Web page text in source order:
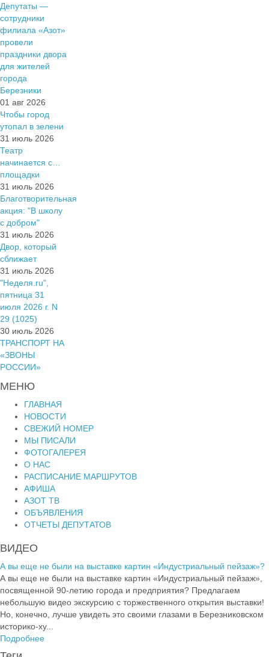
Депутаты —
сотрудники
филиала «Азот»
провели
праздники двора
для жителей
города
Березники
01 авг 2026
Чтобы город
утопал в зелени
31 июль 2026
Театр
начинается с…
площадки
31 июль 2026
Благотворительная
акция: "В школу
с добром"
31 июль 2026
Двор, который
сближает
31 июль 2026
"Неделя.ru",
пятница 31
июля 2026 г. N
29 (1025)
30 июль 2026
ТРАНСПОРТ НА
«ЗВОНЫ
РОССИИ»
МЕНЮ
ГЛАВНАЯ
НОВОСТИ
СВЕЖИЙ НОМЕР
МЫ ПИСАЛИ
ФОТОГАЛЕРЕЯ
О НАС
РАСПИСАНИЕ МАРШРУТОВ
АФИША
АЗОТ ТВ
ОБЪЯВЛЕНИЯ
ОТЧЕТЫ ДЕПУТАТОВ
ВИДЕО
А вы еще не были на выставке картин «Индустриальный пейзаж»?
А вы еще не были на выставке картин «Индустриальный пейзаж»,
посвященной 90-летию города и предприятия? Предлагаем
небольшую видео экскурсию с торжественного открытия выставки!
Но, конечно, лучше увидеть это своими глазами в Березниковском
историко-ху...
Подробнее